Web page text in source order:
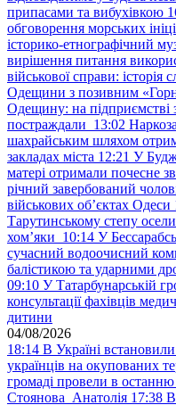
припасами та вибухівкою
обговорення морських
історико-етнографічний
вирішення питання
військової справи: історія
Одещини з позивним
Одещину: на підприємстві
постраждали 13:02
шахрайським шляхом
закладах міста 12:21 У
матері отримали почесне
річний завербований
військових обʼєктах Одеси
Тарутинському степу
хом’яки 10:14 У
сучасний водоочисний
балістикою та ударними
09:10 У Татарбунарській
консультації фахівців
дитини
04/08/2026
18:14 В Україні
українців на окупованих
громаді провели в
Стоянова Анатолія 17:38 В